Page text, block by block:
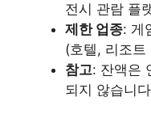
전시 관람 플
제한 업종: 게
(호텔, 리조트
참고: 잔액은
되지 않습니